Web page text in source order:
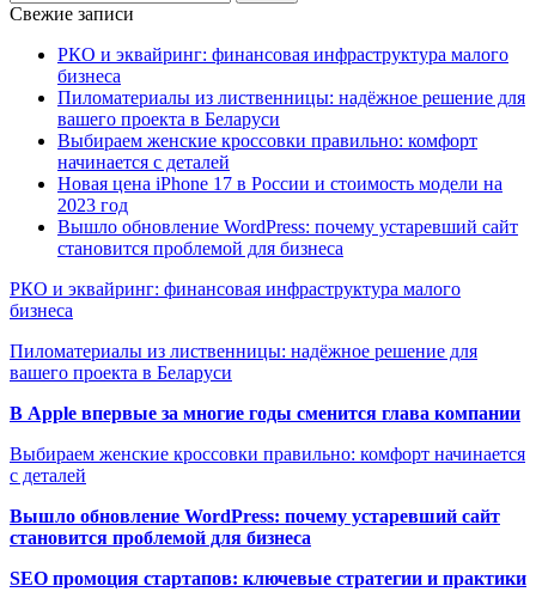
Свежие записи
РКО и эквайринг: финансовая инфраструктура малого
бизнеса
Пиломатериалы из лиственницы: надёжное решение для
вашего проекта в Беларуси
Выбираем женские кроссовки правильно: комфорт
начинается с деталей
Новая цена iPhone 17 в России и стоимость модели на
2023 год
Вышло обновление WordPress: почему устаревший сайт
становится проблемой для бизнеса
РКО и эквайринг: финансовая инфраструктура малого
бизнеса
Пиломатериалы из лиственницы: надёжное решение для
вашего проекта в Беларуси
В Apple впервые за многие годы сменится глава компании
Выбираем женские кроссовки правильно: комфорт начинается
с деталей
Вышло обновление WordPress: почему устаревший сайт
становится проблемой для бизнеса
SEO промоция стартапов: ключевые стратегии и практики